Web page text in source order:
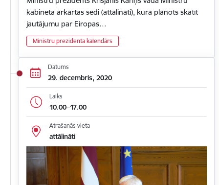
kabineta ārkārtas sēdi (attālināti), kurā plānots skatīt
jautājumu par Eiropas…
Ministru prezidenta kalendārs
Datums
29. decembris, 2020
Laiks
10.00–17.00
Atrašanās vieta
attālināti